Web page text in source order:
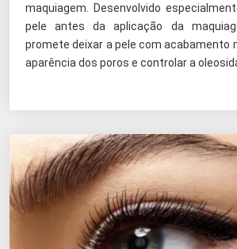
maquiagem. Desenvolvido
pele antes da aplicação da
promete deixar a pele com acabamento
aparência dos poros e controlar a